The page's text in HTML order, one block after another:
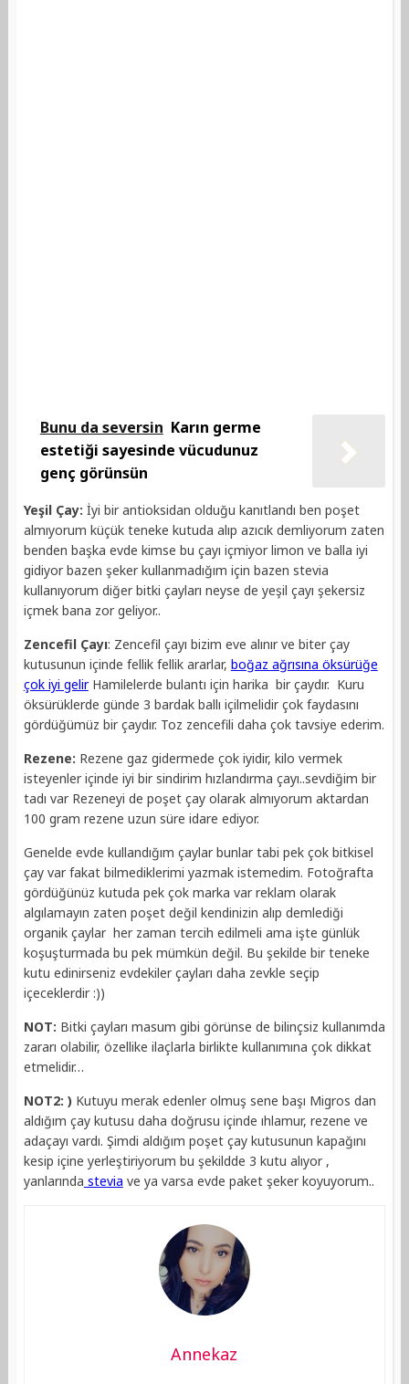
Bunu da seversin Karın germe
estetiği sayesinde vücudunuz
genç görünsün
Yeşil Çay: İyi bir antioksidan olduğu kanıtlandı ben poşet
almıyorum küçük teneke kutuda alıp azıcık demliyorum zaten
benden başka evde kimse bu çayı içmiyor limon ve balla iyi
gidiyor bazen şeker kullanmadığım için bazen stevia
kullanıyorum diğer bitki çayları neyse de yeşil çayı şekersiz
içmek bana zor geliyor..
Zencefil Çayı: Zencefil çayı bizim eve alınır ve biter çay
kutusunun içinde fellik fellik ararlar, boğaz ağrısına öksürüğe
çok iyi gelirHamilelerde bulantı için harika bir çaydır. Kuru
öksürüklerde günde 3 bardak ballı içilmelidir çok faydasını
gördüğümüz bir çaydır. Toz zencefili daha çok tavsiye ederim.
Rezene: Rezene gaz gidermede çok iyidir, kilo vermek
isteyenler içinde iyi bir sindirim hızlandırma çayı..sevdiğim bir
tadı var Rezeneyi de poşet çay olarak almıyorum aktardan
100 gram rezene uzun süre idare ediyor.
Genelde evde kullandığım çaylar bunlar tabi pek çok bitkisel
çay var fakat bilmediklerimi yazmak istemedim. Fotoğrafta
gördüğünüz kutuda pek çok marka var reklam olarak
algılamayın zaten poşet değil kendinizin alıp demlediği
organik çaylar her zaman tercih edilmeli ama işte günlük
koşuşturmada bu pek mümkün değil. Bu şekilde bir teneke
kutu edinirseniz evdekiler çayları daha zevkle seçip
içeceklerdir :))
NOT: Bitki çayları masum gibi görünse de bilinçsiz kullanımda
zararı olabilir, özellike ilaçlarla birlikte kullanımına çok dikkat
etmelidir…
NOT2: ) Kutuyu merak edenler olmuş sene başı Migros dan
aldığım çay kutusu daha doğrusu içinde ıhlamur, rezene ve
adaçayı vardı. Şimdi aldığım poşet çay kutusunun kapağını
kesip içine yerleştiriyorum bu şekildde 3 kutu alıyor ,
yanlarında stevia ve ya varsa evde paket şeker koyuyorum..
Annekaz